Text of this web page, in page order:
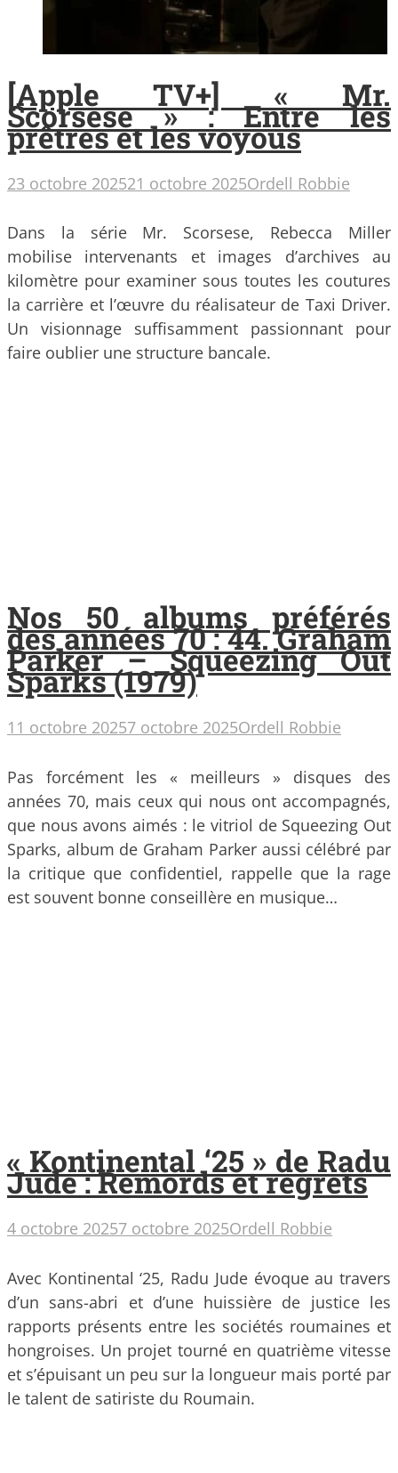
[Apple TV+] « Mr.
Scorsese » : Entre les
prêtres et les voyous
23 octobre 202521 octobre 2025Ordell Robbie
Dans la série Mr. Scorsese, Rebecca Miller
mobilise intervenants et images d’archives au
kilomètre pour examiner sous toutes les coutures
la carrière et l’œuvre du réalisateur de Taxi Driver.
Un visionnage suffisamment passionnant pour
faire oublier une structure bancale.
Nos 50 albums préférés
des années 70 : 44. Graham
Parker – Squeezing Out
Sparks (1979)
11 octobre 20257 octobre 2025Ordell Robbie
Pas forcément les « meilleurs » disques des
années 70, mais ceux qui nous ont accompagnés,
que nous avons aimés : le vitriol de Squeezing Out
Sparks, album de Graham Parker aussi célébré par
la critique que confidentiel, rappelle que la rage
est souvent bonne conseillère en musique…
« Kontinental ‘25 » de Radu
Jude : Remords et regrets
4 octobre 20257 octobre 2025Ordell Robbie
Avec Kontinental ‘25, Radu Jude évoque au travers
d’un sans-abri et d’une huissière de justice les
rapports présents entre les sociétés roumaines et
hongroises. Un projet tourné en quatrième vitesse
et s’épuisant un peu sur la longueur mais porté par
le talent de satiriste du Roumain.